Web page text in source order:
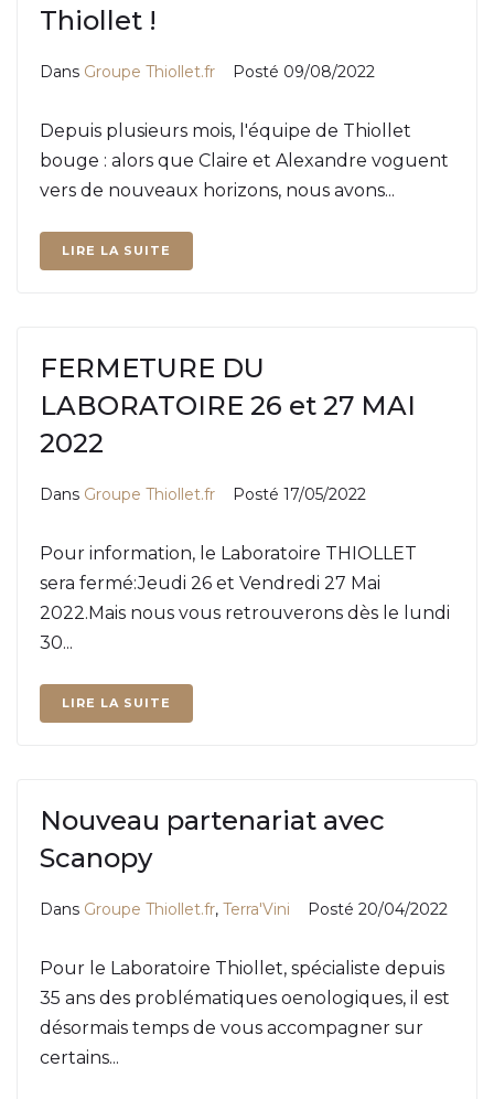
Thiollet !
Dans Groupe Thiollet.fr Posté 09/08/2022
Depuis plusieurs mois, l'équipe de Thiollet
bouge : alors que Claire et Alexandre voguent
vers de nouveaux horizons, nous avons...
LIRE LA SUITE
FERMETURE DU
LABORATOIRE 26 et 27 MAI
2022
Dans Groupe Thiollet.fr Posté 17/05/2022
Pour information, le Laboratoire THIOLLET
sera fermé:Jeudi 26 et Vendredi 27 Mai
2022.Mais nous vous retrouverons dès le lundi
30...
LIRE LA SUITE
Nouveau partenariat avec
Scanopy
Dans Groupe Thiollet.fr, Terra'Vini Posté 20/04/2022
Pour le Laboratoire Thiollet, spécialiste depuis
35 ans des problématiques oenologiques, il est
désormais temps de vous accompagner sur
certains...